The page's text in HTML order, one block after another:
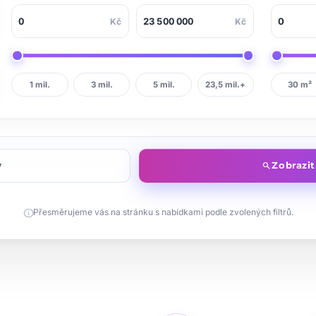
Kč Kč
1 mil. 3 mil. 5 mil. 23,5 mil.+ 30 m²
search
infoPřesměrujeme vás na stránku s nabídkami podle zvolených filtrů.